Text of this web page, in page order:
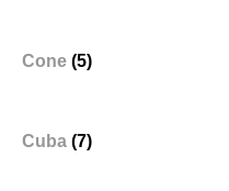
Cone (5)
Cuba (7)